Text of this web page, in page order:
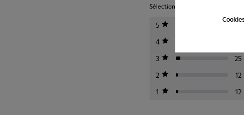
Sélectionnez un classement ci-
5
4
3
25
2
12
1
12